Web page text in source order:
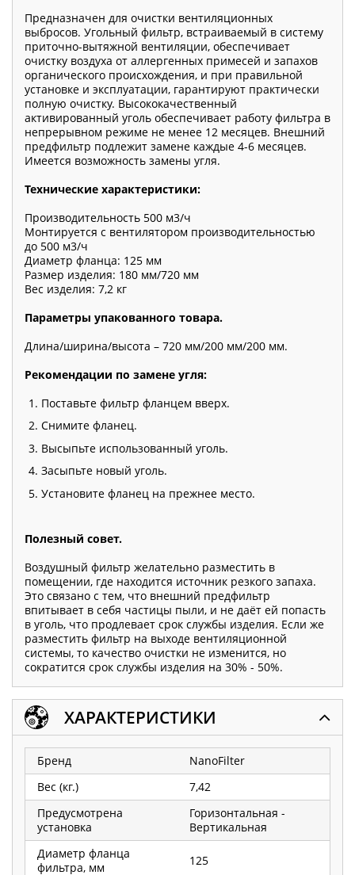
Предназначен для очистки вентиляционных
выбросов. Угольный фильтр, встраиваемый в систему
приточно-вытяжной вентиляции, обеспечивает
очистку воздуха от аллергенных примесей и запахов
органического происхождения, и при правильной
установке и эксплуатации, гарантируют практически
полную очистку. Высококачественный
активированный уголь обеспечивает работу фильтра в
непрерывном режиме не менее 12 месяцев. Внешний
предфильтр подлежит замене каждые 4-6 месяцев.
Имеется возможность замены угля.
Технические характеристики:
Производительность 500 м3/ч
Монтируется с вентилятором производительностью
до 500 м3/ч
Диаметр фланца: 125 мм
Размер изделия: 180 мм/720 мм
Вес изделия: 7,2 кг
Параметры упакованного товара.
Длина/ширина/высота – 720 мм/200 мм/200 мм.
Рекомендации по замене угля:
Поставьте фильтр фланцем вверх.
Снимите фланец.
Высыпьте использованный уголь.
Засыпьте новый уголь.
Установите фланец на прежнее место.
Полезный совет.
Воздушный фильтр желательно разместить в
помещении, где находится источник резкого запаха.
Это связано с тем, что внешний предфильтр
впитывает в себя частицы пыли, и не даёт ей попасть
в уголь, что продлевает срок службы изделия. Если же
разместить фильтр на выходе вентиляционной
системы, то качество очистки не изменится, но
сократится срок службы изделия на 30% - 50%.
ХАРАКТЕРИСТИКИ
Бренд
NanoFilter
Вес (кг.)
7,42
Предусмотрена
установка
Горизонтальная -
Вертикальная
Диаметр фланца
фильтра, мм
125